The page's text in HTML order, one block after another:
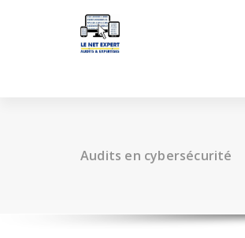
Audits en cybersécurité